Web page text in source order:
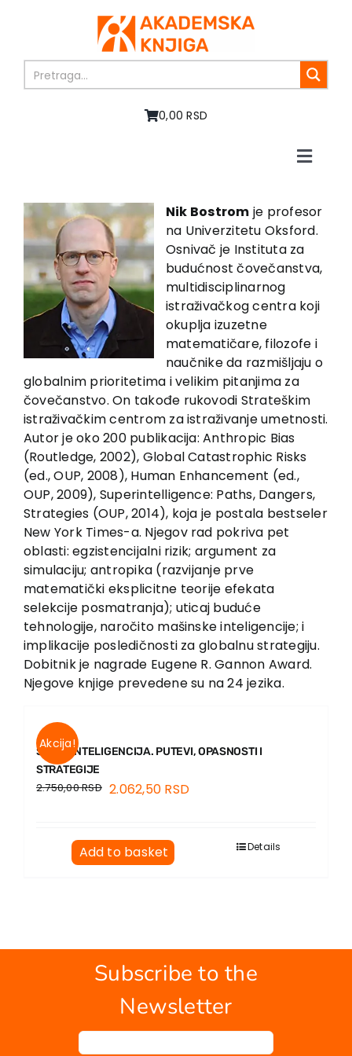
0,00 RSD
Toggle
About us
Books
In preparation
Sale
Authors
EU PROJECTS
Contact
Nik Bostrom je profesor
na Univerzitetu Oksford.
Osnivač je Instituta za
budućnost čovečanstva,
multidisciplinarnog
istraživačkog centra koji
okuplja izuzetne
matematičare, filozofe i
naučnike da razmišljaju o
globalnim prioritetima i velikim pitanjima za
čovečanstvo. On takođe rukovodi Strateškim
istraživačkim centrom za istraživanje umetnosti.
Autor je oko 200 publikacija: Anthropic Bias
(Routledge, 2002), Global Catastrophic Risks
(ed., OUP, 2008), Human Enhancement (ed.,
OUP, 2009), Superintelligence: Paths, Dangers,
Strategies (OUP, 2014), koja je postala bestseler
New York Times-a. Njegov rad pokriva pet
oblasti: egzistencijalni rizik; argument za
simulaciju; antropika (razvijanje prve
matematički eksplicitne teorije efekata
selekcije posmatranja); uticaj buduće
tehnologije, naročito mašinske inteligencije; i
implikacije posledičnosti za globalnu strategiju.
Dobitnik je nagrade Eugene R. Gannon Award.
Njegove knjige prevedene su na 24 jezika.
Akcija!
SUPERINTELIGENCIJA. PUTEVI, OPASNOSTI I
STRATEGIJE
2.750,00RSD 2.062,50 RSD
Add to basket Details
Subscribe to the
Newsletter